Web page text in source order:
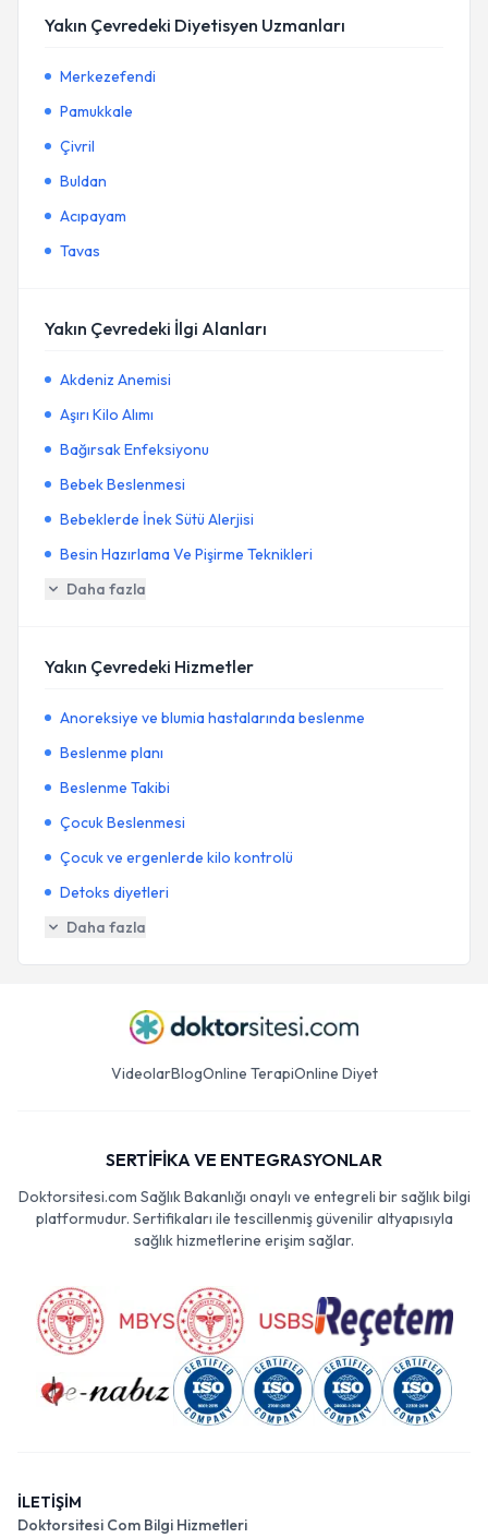
Yakın Çevredeki Diyetisyen Uzmanları
Merkezefendi
Pamukkale
Çivril
Buldan
Acıpayam
Tavas
Yakın Çevredeki İlgi Alanları
Akdeniz Anemisi
Aşırı Kilo Alımı
Bağırsak Enfeksiyonu
Bebek Beslenmesi
Bebeklerde İnek Sütü Alerjisi
Besin Hazırlama Ve Pişirme Teknikleri
Daha fazla
Yakın Çevredeki Hizmetler
Anoreksiye ve blumia hastalarında beslenme
Beslenme planı
Beslenme Takibi
Çocuk Beslenmesi
Çocuk ve ergenlerde kilo kontrolü
Detoks diyetleri
Daha fazla
VideolarBlogOnline TerapiOnline Diyet
SERTİFİKA VE ENTEGRASYONLAR
Doktorsitesi.com Sağlık Bakanlığı onaylı ve entegreli bir sağlık bilgi
platformudur. Sertifikaları ile tescillenmiş güvenilir altyapısıyla
sağlık hizmetlerine erişim sağlar.
İLETİŞİM
Doktorsitesi Com Bilgi Hizmetleri